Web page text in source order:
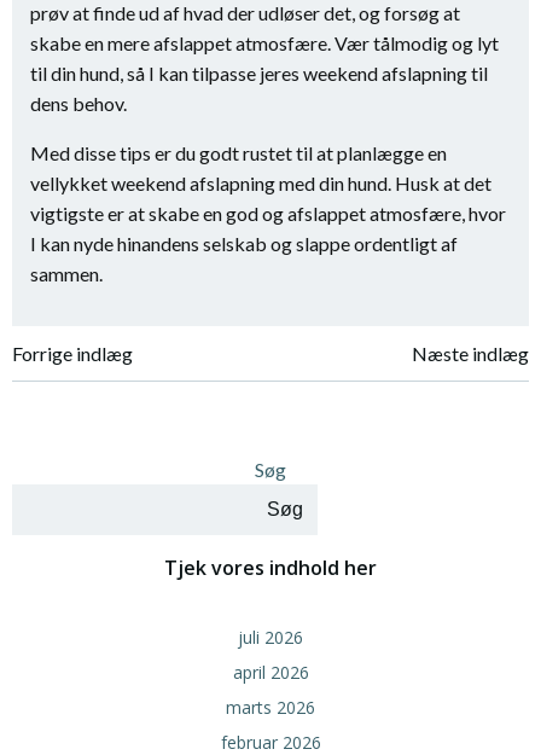
prøv at finde ud af hvad der udløser det, og forsøg at
skabe en mere afslappet atmosfære. Vær tålmodig og lyt
til din hund, så I kan tilpasse jeres weekend afslapning til
dens behov.
Med disse tips er du godt rustet til at planlægge en
vellykket weekend afslapning med din hund. Husk at det
vigtigste er at skabe en god og afslappet atmosfære, hvor
I kan nyde hinandens selskab og slappe ordentligt af
sammen.
Indlægsnavigation
Forrige indlæg Næste indlæg
Søg
Søg
Tjek vores indhold her
juli 2026
april 2026
marts 2026
februar 2026